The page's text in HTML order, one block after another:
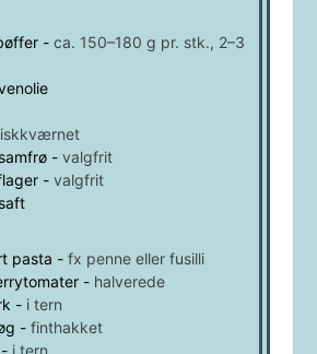
- ca. 150–180 g pr. stk., 2–3
- valgfrit
- valgfrit
pasta - fx penne eller fusilli
- halverede
- i tern
- finthakket
- i tern